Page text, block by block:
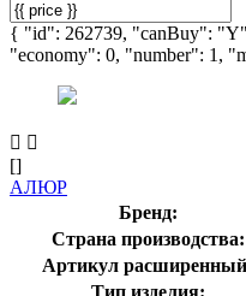
{ "id": 262739, "canBuy":
"economy": 0, "number": 1,
[]
АЛЮР
Бренд:
Страна производства:
Артикул
Тип изделия: